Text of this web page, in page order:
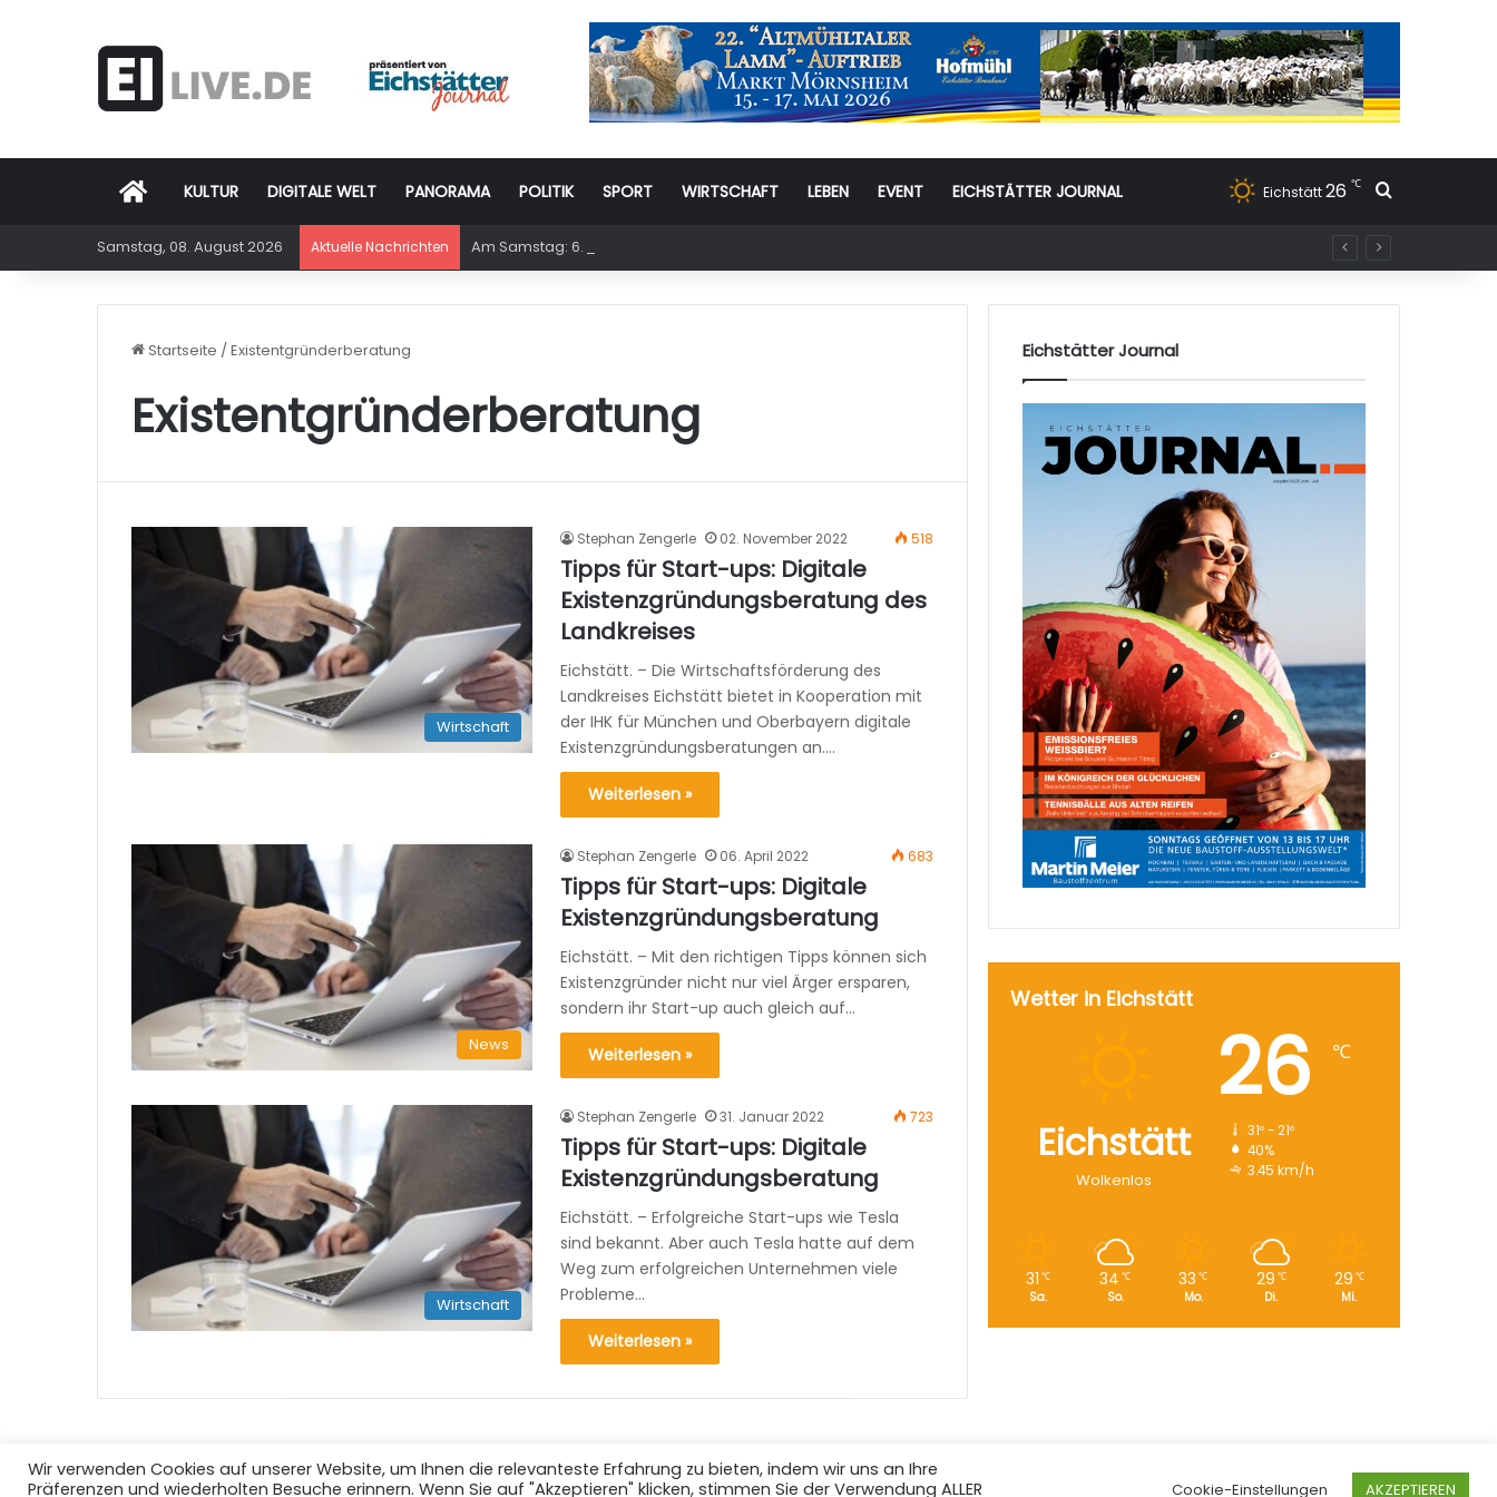
Startseite
KULTUR DIGITALE WELT PANORAMA POLITIK SPORT WIRTSCHAFT LEBEN EVENT EICHSTÄTTER JOURNAL Eichstätt26 ℃ Suchen
Samstag, 08. August 2026 Aktuelle Nachrichten Am Samstag: 6. Eichstätter Kinder- und Jugendtag – für ganze Familie
Startseite /Existentgründerberatung
Existentgründerberatung
Wirtschaft
Stephan Zengerle 02. November 2022 518
Tipps für Start-ups: Digitale
Existenzgründungsberatung des
Landkreises
Eichstätt. – Die Wirtschaftsförderung des
Landkreises Eichstätt bietet in Kooperation mit
der IHK für München und Oberbayern digitale
Existenzgründungsberatungen an.…
Weiterlesen »
News
Stephan Zengerle 06. April 2022 683
Tipps für Start-ups: Digitale
Existenzgründungsberatung
Eichstätt. – Mit den richtigen Tipps können sich
Existenzgründer nicht nur viel Ärger ersparen,
sondern ihr Start-up auch gleich auf…
Weiterlesen »
Wirtschaft
Stephan Zengerle 31. Januar 2022 723
Tipps für Start-ups: Digitale
Existenzgründungsberatung
Eichstätt. – Erfolgreiche Start-ups wie Tesla
sind bekannt. Aber auch Tesla hatte auf dem
Weg zum erfolgreichen Unternehmen viele
Probleme…
Weiterlesen »
Eichstätter Journal
Wetter in Eichstätt
Eichstätt
Wolkenlos
26 ℃
31º - 21º
40%
3.45 km/h
31 ℃
Sa.
34 ℃
So.
33 ℃
Mo.
29 ℃
Di.
29 ℃
Mi.
Wir verwenden Cookies auf unserer Website, um Ihnen die relevanteste Erfahrung zu bieten, indem wir uns an Ihre
Präferenzen und wiederholten Besuche erinnern. Wenn Sie auf "Akzeptieren" klicken, stimmen Sie der Verwendung ALLER
Cookie-Einstellungen AKZEPTIEREN